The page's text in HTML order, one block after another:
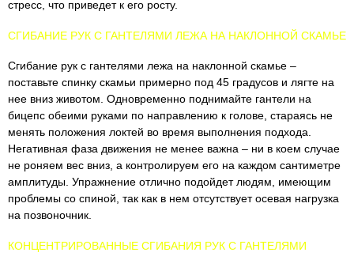
стресс, что приведет к его росту.
СГИБАНИЕ РУК С ГАНТЕЛЯМИ ЛЕЖА НА НАКЛОННОЙ СКАМЬЕ
Сгибание рук с гантелями лежа на наклонной скамье –
поставьте спинку скамьи примерно под 45 градусов и лягте на
нее вниз животом. Одновременно поднимайте гантели на
бицепс обеими руками по направлению к голове, стараясь не
менять положения локтей во время выполнения подхода.
Негативная фаза движения не менее важна – ни в коем случае
не роняем вес вниз, а контролируем его на каждом сантиметре
амплитуды. Упражнение отлично подойдет людям, имеющим
проблемы со спиной, так как в нем отсутствует осевая нагрузка
на позвоночник.
КОНЦЕНТРИРОВАННЫЕ СГИБАНИЯ РУК С ГАНТЕЛЯМИ